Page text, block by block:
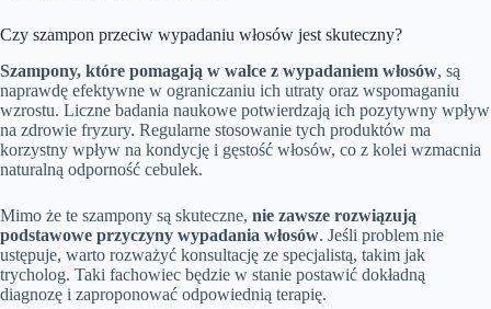
Czy szampon przeciw wypadaniu włosów jest skuteczny?
Szampony, które pomagają w walce z wypadaniem włosów, są
naprawdę efektywne w ograniczaniu ich utraty oraz wspomaganiu
wzrostu. Liczne badania naukowe potwierdzają ich pozytywny wpływ
na zdrowie fryzury. Regularne stosowanie tych produktów ma
korzystny wpływ na kondycję i gęstość włosów, co z kolei wzmacnia
naturalną odporność cebulek.
Mimo że te szampony są skuteczne, nie zawsze rozwiązują
podstawowe przyczyny wypadania włosów. Jeśli problem nie
ustępuje, warto rozważyć konsultację ze specjalistą, takim jak
trycholog. Taki fachowiec będzie w stanie postawić dokładną
diagnozę i zaproponować odpowiednią terapię.